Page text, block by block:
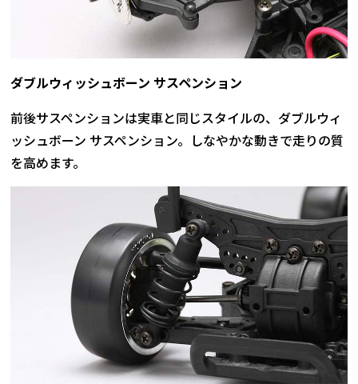
ダブルウィッシュボーン サスペンション
前後サスペンションは実車と同じスタイルの、ダブルウィ
ッシュボーン サスペンション。しなやかな動きで走りの質
を高めます。